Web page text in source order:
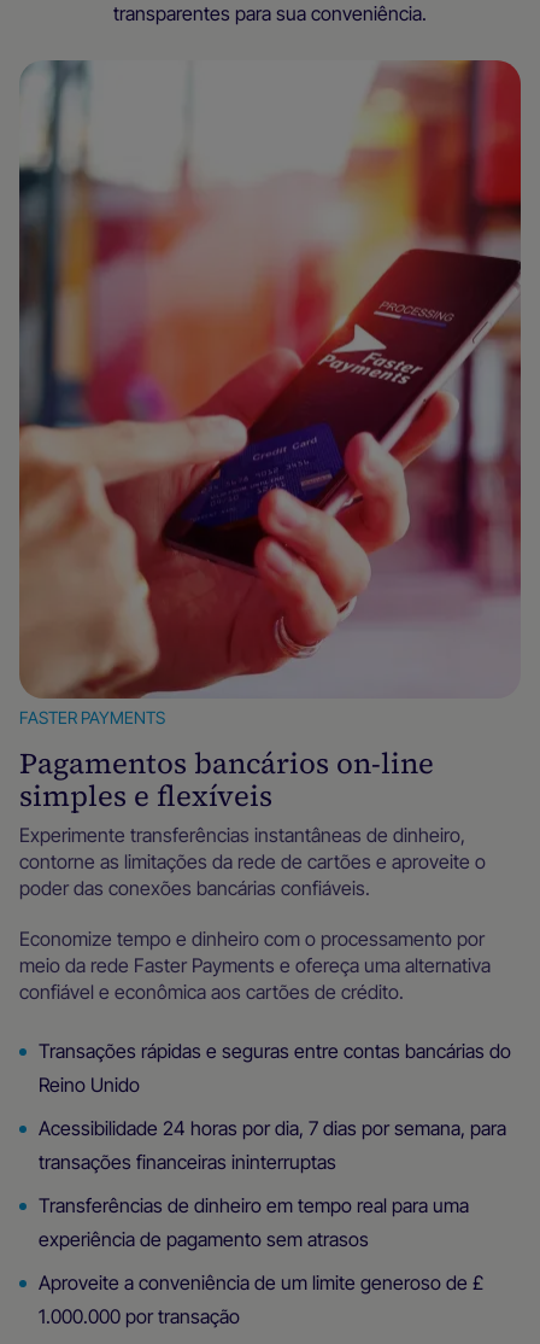
transparentes para sua conveniência.
FASTER PAYMENTS
Pagamentos bancários on-line
simples e flexíveis
Experimente transferências instantâneas de dinheiro,
contorne as limitações da rede de cartões e aproveite o
poder das conexões bancárias confiáveis.
Economize tempo e dinheiro com o processamento por
meio da rede Faster Payments e ofereça uma alternativa
confiável e econômica aos cartões de crédito.
Transações rápidas e seguras entre contas bancárias do
Reino Unido
Acessibilidade 24 horas por dia, 7 dias por semana, para
transações financeiras ininterruptas
Transferências de dinheiro em tempo real para uma
experiência de pagamento sem atrasos
Aproveite a conveniência de um limite generoso de £
1.000.000 por transação